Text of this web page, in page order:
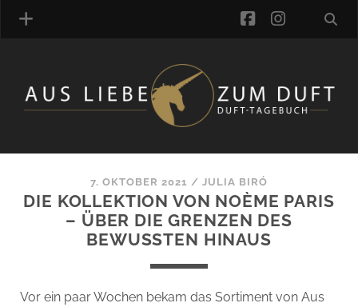
MANUFAKTUREN
DUFTNOTEN
KOMMENTARE
KATEGORIEN
ARTIKEL-ARCHIV
facebook
7. OKTOBER 2021 / JULIA BIRÓ
DIE KOLLEKTION VON NOÈME PARIS
– ÜBER DIE GRENZEN DES
BEWUSSTEN HINAUS
Vor ein paar Wochen bekam das Sortiment von Aus